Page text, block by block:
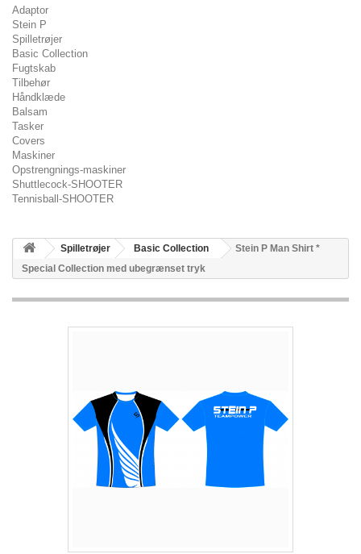
Adaptor
Stein P
Spilletrøjer
Basic Collection
Fugtskab
Tilbehør
Håndklæde
Balsam
Tasker
Covers
Maskiner
Opstrengnings-maskiner
Shuttlecock-SHOOTER
Tennisball-SHOOTER
Spilletrøjer Basic Collection
Stein P Man Shirt *
Special Collection med ubegrænset tryk